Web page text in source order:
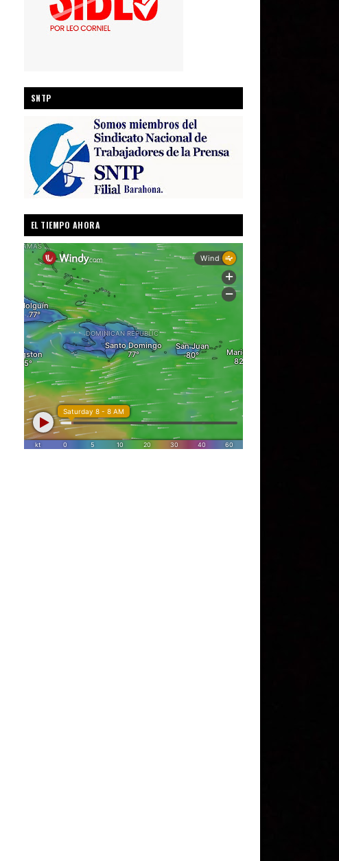
SNTP
EL TIEMPO AHORA